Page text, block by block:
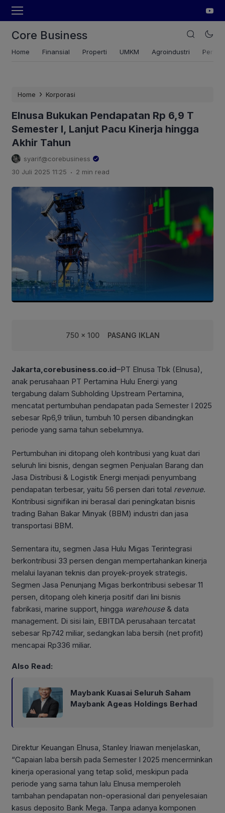
Core Business
Home Finansial Properti UMKM Agroindustri
Home › Korporasi
Elnusa Bukukan Pendapatan Rp 6,9 T
Semester I, Lanjut Pacu Kinerja hingga
Akhir Tahun
syarif@corebusiness
30 Juli 2025 11:25 . 2 min read
750 x 100 PASANG IKLAN
Jakarta,corebusiness.co.id–PT Elnusa Tbk (Elnusa),
anak perusahaan PT Pertamina Hulu Energi yang
tergabung dalam Subholding Upstream Pertamina,
mencatat pertumbuhan pendapatan pada Semester I 2025
sebesar Rp6,9 triliun, tumbuh 10 persen dibandingkan
periode yang sama tahun sebelumnya.
Pertumbuhan ini ditopang oleh kontribusi yang kuat dari
seluruh lini bisnis, dengan segmen Penjualan Barang dan
Jasa Distribusi & Logistik Energi menjadi penyumbang
pendapatan terbesar, yaitu 56 persen dari total revenue.
Kontribusi signifikan ini berasal dari peningkatan bisnis
trading Bahan Bakar Minyak (BBM) industri dan jasa
transportasi BBM.
Sementara itu, segmen Jasa Hulu Migas Terintegrasi
berkontribusi 33 persen dengan mempertahankan kinerja
melalui layanan teknis dan proyek-proyek strategis.
Segmen Jasa Penunjang Migas berkontribusi sebesar 11
persen, ditopang oleh kinerja positif dari lini bisnis
fabrikasi, marine support, hingga warehouse& data
management. Di sisi lain, EBITDA perusahaan tercatat
sebesar Rp742 miliar, sedangkan laba bersih (net profit)
mencapai Rp336 miliar.
Also Read:
Maybank Kuasai Seluruh Saham
Maybank Ageas Holdings Berhad
Direktur Keuangan Elnusa, Stanley Iriawan menjelaskan,
“Capaian laba bersih pada Semester I 2025 mencerminkan
kinerja operasional yang tetap solid, meskipun pada
periode yang sama tahun lalu Elnusa memperoleh
tambahan pendapatan non-operasional dari penyelesaian
kasus deposito Bank Mega. Tanpa adanya komponen